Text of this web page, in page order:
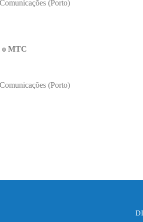
(Porto)
o MTC
(Porto)